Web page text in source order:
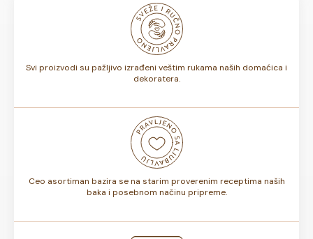
odnosno, da li sadrže voće ili ne, rok trajanja torte može
biti od 7 do 10 dana. Rok trajanja je istaknut na deklaraciji
Svi proizvodi su pažljivo izrađeni veštim rukama naših domaćica i
dekoratera.
Ceo asortiman bazira se na starim proverenim receptima naših
baka i posebnom načinu pripreme.